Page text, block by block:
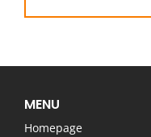
MENU
Homepage